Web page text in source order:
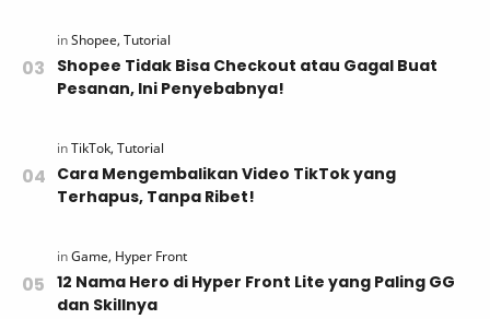
Shopee Tidak Bisa Checkout atau Gagal Buat
Pesanan, Ini Penyebabnya!
Cara Mengembalikan Video TikTok yang
Terhapus, Tanpa Ribet!
12 Nama Hero di Hyper Front Lite yang Paling GG
dan Skillnya